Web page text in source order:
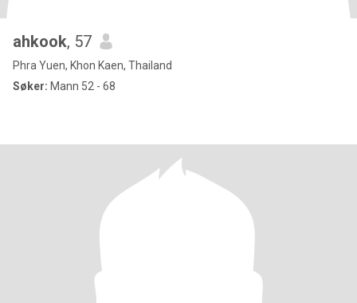
ahkook, 57
Phra Yuen, Khon Kaen, Thailand
Søker: Mann 52 - 68